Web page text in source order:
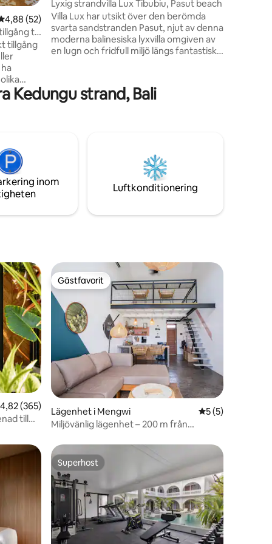
av 5 i genomsnittligt betyg, 52 omdömen
4,88 (52)
till
tillgång
att
ett
den
Lyxig strandvilla Lux Tibubiu, Pasut beach
Villa Lux har utsikt över den berömda
svarta sandstranden Pasut, njut av denna
moderna balinesiska lyxvilla omgiven av
en lugn och fridfull miljö längs fantastisk
skimrande svarta sanden, du kan njuta av
en promenad på stranden eller smutta
välkommen i deras traditionella
Kedungu strand, Bali
inom
Luftkonditionering
av 5 i genomsnittligt betyg, 365 omdömen
4,82 (365)
till
Gästfavorit
Gästfavorit
Lägenhet i Mengwi 5 av 5 i
5 (5)
Miljövänlig lägenhet – 200 m från
Superhost
Superhost